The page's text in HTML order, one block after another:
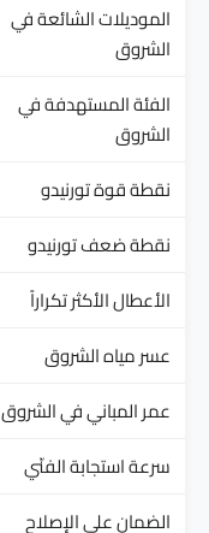
الموديلات الشائعة في
الشروق
الفئة المستهدفة في
الشروق
نقطة قوة تورنيدو
نقطة ضعف تورنيدو
الأعطال الأكثر تكراراً
عسر مياه الشروق
عمر المباني في الشروق
سرعة استجابة الفنّي
الضمان على الإصلاح